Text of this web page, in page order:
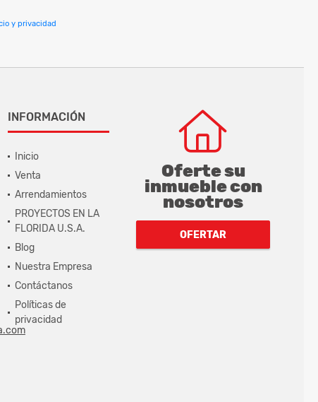
y privacidad
INFORMACIÓN
Inicio
Venta
Arrendamientos
PROYECTOS EN LA
FLORIDA U.S.A.
Blog
Nuestra Empresa
Contáctanos
Políticas de
privacidad
Oferte su
inmueble con
nosotros
OFERTAR